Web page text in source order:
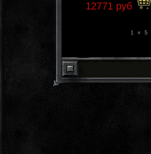
12771 руб
1 « 5